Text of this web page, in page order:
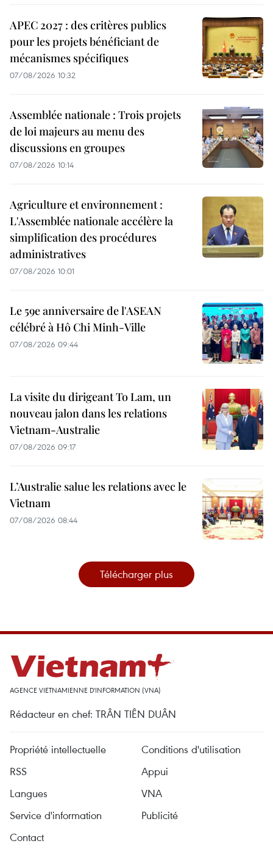
APEC 2027 : des critères publics
pour les projets bénéficiant de
mécanismes spécifiques
07/08/2026 10:32
Assemblée nationale : Trois projets
de loi majeurs au menu des
discussions en groupes
07/08/2026 10:14
Agriculture et environnement :
L'Assemblée nationale accélère la
simplification des procédures
administratives
07/08/2026 10:01
Le 59e anniversaire de l'ASEAN
célébré à Hô Chi Minh-Ville
07/08/2026 09:44
La visite du dirigeant To Lam, un
nouveau jalon dans les relations
Vietnam-Australie
07/08/2026 09:17
L’Australie salue les relations avec le
Vietnam
07/08/2026 08:44
Télécharger plus
AGENCE VIETNAMIENNE D'INFORMATION (VNA)
Rédacteur en chef: TRÂN TIÊN DUÂN
Propriété intellectuelle
Conditions d'utilisation
RSS
Appui
Langues
VNA
Service d'information
Publicité
Contact